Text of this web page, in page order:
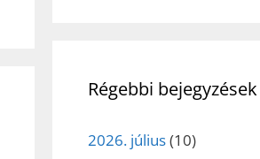
Régebbi bejegyzések
2026. július(10)